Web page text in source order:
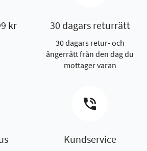
kr 30 dagars returrätt
30 dagars retur- och
ångerrätt från den dag du
mottager varan
Kundservice